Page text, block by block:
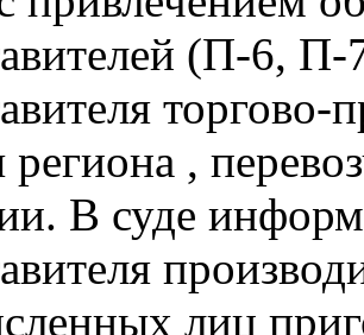
(П-6, П-
региона ,
В суде
лиц